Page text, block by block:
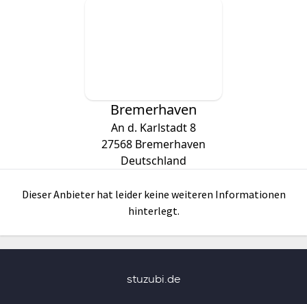
Bremerhaven
An d. Karlstadt 8
27568 Bremerhaven
Deutschland
Dieser Anbieter hat leider keine weiteren Informationen
hinterlegt.
stuzubi.de